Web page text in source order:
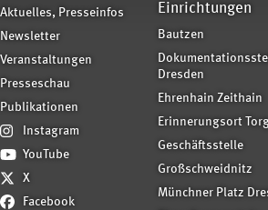
Aktuelles, Presseinfos
Newsletter
Veranstaltungen
Presseschau
Publikationen
Instagram
YouTube
X
Facebook
Einrichtungen
Bautzen
Dresden
Ehrenhain Zeithain
Erinnerungsort
Geschäftsstelle
Großschweidnitz
Münchner Platz